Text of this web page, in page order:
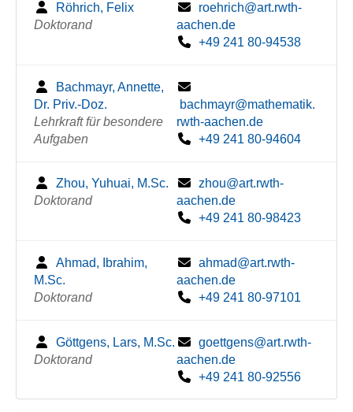
Röhrich, Felix
Doktorand
roehrich@art.rwth-
aachen.de
+49 241 80-94538
Bachmayr, Annette,
Dr. Priv.-Doz.
Lehrkraft für besondere
Aufgaben
bachmayr@mathematik.
rwth-aachen.de
+49 241 80-94604
Zhou, Yuhuai, M.Sc.
Doktorand
zhou@art.rwth-
aachen.de
+49 241 80-98423
Ahmad, Ibrahim,
M.Sc.
Doktorand
ahmad@art.rwth-
aachen.de
+49 241 80-97101
Göttgens, Lars, M.Sc.
Doktorand
goettgens@art.rwth-
aachen.de
+49 241 80-92556